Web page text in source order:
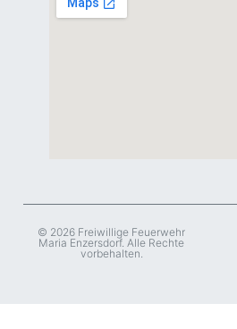
© 2026 Freiwillige Feuerwehr
Maria Enzersdorf. Alle Rechte
vorbehalten.